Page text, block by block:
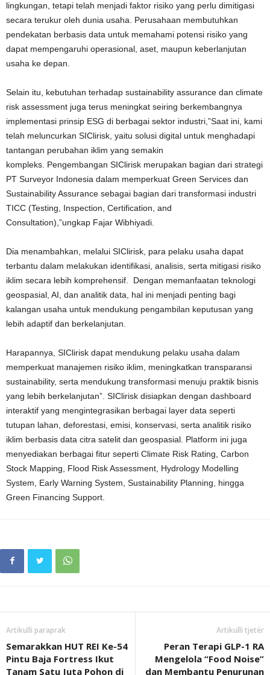
lingkungan, tetapi telah menjadi faktor risiko yang perlu dimitigasi
secara terukur oleh dunia usaha. Perusahaan membutuhkan
pendekatan berbasis data untuk memahami potensi risiko yang
dapat mempengaruhi operasional, aset, maupun keberlanjutan
usaha ke depan.
Selain itu, kebutuhan terhadap sustainability assurance dan climate
risk assessment juga terus meningkat seiring berkembangnya
implementasi prinsip ESG di berbagai sektor industri,”Saat ini, kami
telah meluncurkan SIClirisk, yaitu solusi digital untuk menghadapi
tantangan perubahan iklim yang semakin
kompleks. Pengembangan SIClirisk merupakan bagian dari strategi
PT Surveyor Indonesia dalam memperkuat Green Services dan
Sustainability Assurance sebagai bagian dari transformasi industri
TICC (Testing, Inspection, Certification, and
Consultation),”ungkap Fajar Wibhiyadi.
Dia menambahkan, melalui SIClirisk, para pelaku usaha dapat
terbantu dalam melakukan identifikasi, analisis, serta mitigasi risiko
iklim secara lebih komprehensif. Dengan memanfaatan teknologi
geospasial, AI, dan analitik data, hal ini menjadi penting bagi
kalangan usaha untuk mendukung pengambilan keputusan yang
lebih adaptif dan berkelanjutan.
Harapannya, SIClirisk dapat mendukung pelaku usaha dalam
memperkuat manajemen risiko iklim, meningkatkan transparansi
sustainability, serta mendukung transformasi menuju praktik bisnis
yang lebih berkelanjutan”. SIClirisk disiapkan dengan dashboard
interaktif yang mengintegrasikan berbagai layer data seperti
tutupan lahan, deforestasi, emisi, konservasi, serta analitik risiko
iklim berbasis data citra satelit dan geospasial. Platform ini juga
menyediakan berbagai fitur seperti Climate Risk Rating, Carbon
Stock Mapping, Flood Risk Assessment, Hydrology Modelling
System, Early Warning System, Sustainability Planning, hingga
Green Financing Support.
Artikulli paraprak
Semarakkan HUT REI Ke-54
Pintu Baja Fortress Ikut
Tanam Satu Juta Pohon di
Artikulli tjetër
Peran Terapi GLP-1 RA
Mengelola “Food Noise”
dan Membantu Penurunan